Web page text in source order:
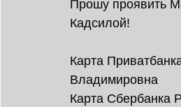
Прошу проявить
Кадсилой!
Карта
Владимировна
Карта Сбербанка